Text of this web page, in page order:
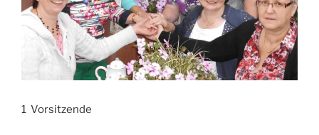
1 Vorsitzende